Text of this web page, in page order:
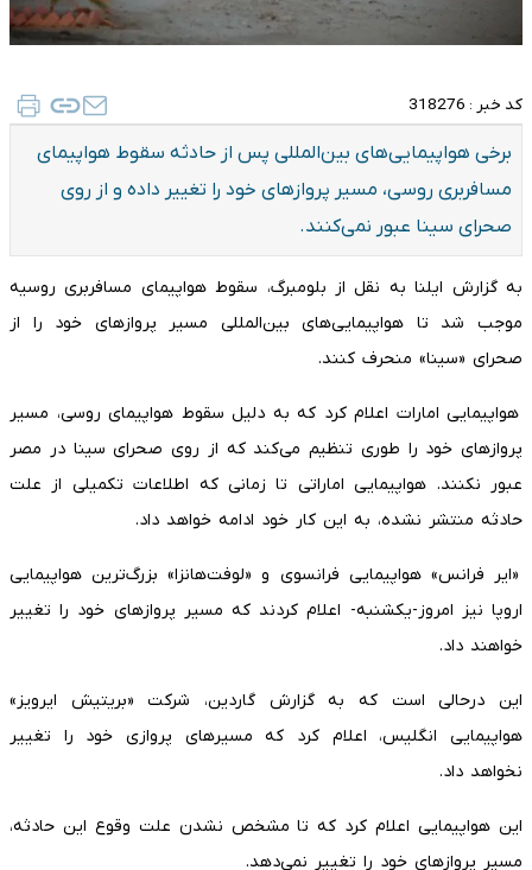
کد خبر : 318276
برخی هواپیمایی‌های بین‌المللی پس از حادثه سقوط هواپیمای
مسافربری روسی، مسیر پرواز‌های خود را تغییر داده و از روی
صحرای سینا عبور نمی‌کنند.
به گزارش ایلنا به نقل از بلومبرگ، سقوط هواپیمای مسافربری روسیه
موجب شد تا هواپیمایی‌های بین‌المللی مسیر پرواز‌های خود را از
صحرای «سینا» منحرف کنند.
هواپیمایی امارات اعلام کرد که به دلیل سقوط هواپیمای روسی، مسیر
پرواز‌های خود را طوری تنظیم می‌کند که از روی صحرای سینا در مصر
عبور نکنند. هواپیمایی اماراتی تا زمانی که اطلاعات تکمیلی از علت
حادثه منتشر نشده، به این کار خود ادامه خواهد داد.
«ایر فرانس» هواپیمایی فرانسوی و «لوفت‌هانزا» بزرگ‌ترین هواپیمایی
اروپا نیز امروز-یکشنبه- اعلام کردند که مسیر پرواز‌های خود را تغییر
خواهند داد.
این درحالی است که به گزارش گاردین، شرکت «بریتیش ایرویز»
هواپیمایی انگلیس، اعلام کرد که مسیر‌های پروازی خود را تغییر
نخواهد داد.
این هواپیمایی اعلام کرد که تا مشخص نشدن علت وقوع این حادثه،
مسیر پرواز‌های خود را تغییر نمی‌دهد.